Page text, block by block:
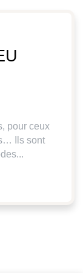
pour ceux
Ils sont